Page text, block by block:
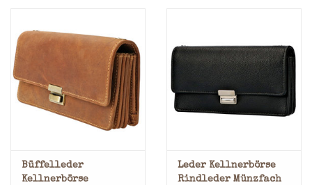
Büffelleder
Kellnerbörse
Leder Kellnerbörse
Rindleder Münzfach